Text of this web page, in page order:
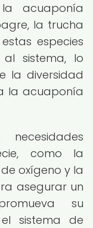
acuaponía
la trucha
especies
al sistema, lo
la diversidad
la acuaponía
como la
oxígeno y la
asegurar un
su
sistema de